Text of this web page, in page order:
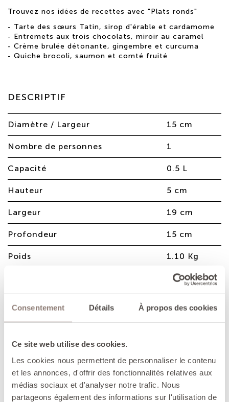
Consentement Détails À propos des cookies
Ce site web utilise des cookies.
Les cookies nous permettent de personnaliser le contenu
et les annonces, d'offrir des fonctionnalités relatives aux
médias sociaux et d'analyser notre trafic. Nous
partageons également des informations sur l'utilisation de
Trouvez nos idées de recettes avec "Plats ronds"
- Tarte des sœurs Tatin, sirop d'érable et cardamome
-
Entremets aux trois chocolats, miroir au caramel
- Crème brulée détonante, gingembre et curcuma
- Quiche brocoli, saumon et comté fruité
DESCRIPTIF
Diamètre / Largeur 15 cm
Nombre de personnes 1
Capacité 0.5 L
Hauteur 5 cm
Largeur 19 cm
Profondeur 15 cm
Poids 1.10 Kg
Plat rond en fonte émaillée, idéal pour
cuire et servir directement à table avec
élégance.
- La fonte retient efficacement la chaleur,
permettant d'utiliser les réglages de cuisson les
plus doux et de conserver les plats chauds très